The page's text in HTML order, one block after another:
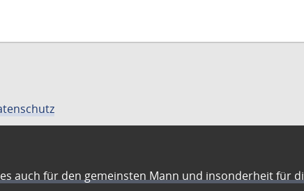
auch für den gemeinsten Mann und insonderheit für